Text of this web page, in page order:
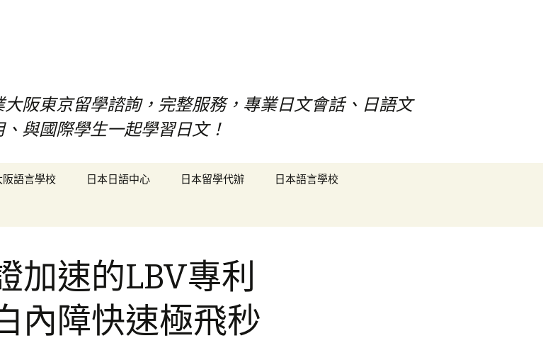
阪東京留學諮詢，完整服務，專業日文會話、日語文
與國際學生一起學習日文！
阪語言學校 日本日語中心 日本留學代辦 日本語言學校
加速的LBV專利
內障快速極飛秒